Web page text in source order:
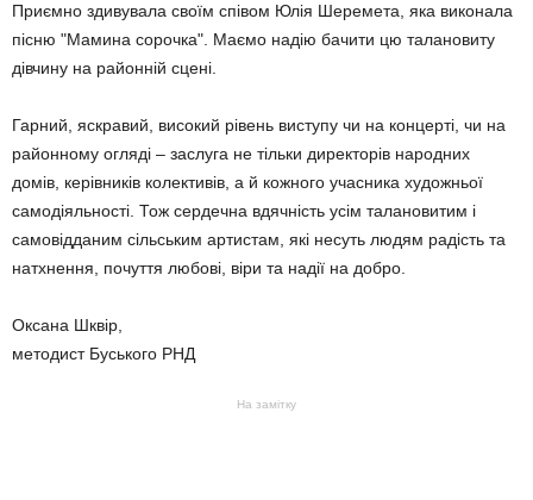
Приємно здивувала своїм співом Юлія Шеремета, яка виконала
пісню "Мамина сорочка". Маємо надію бачити цю талановиту
дівчину на районній сцені.
Гарний, яскравий, високий рівень виступу чи на концерті, чи на
районному огляді – заслуга не тільки директорів народних
домів, керівників колективів, а й кожного учасника художньої
самодіяльності. Тож сердечна вдячність усім талановитим і
самовідданим сільським артистам, які несуть людям радість та
натхнення, почуття любові, віри та надії на добро.
Оксана Шквір,
методист Буського РНД
На замітку